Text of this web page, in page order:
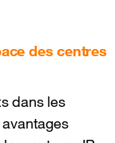
des centres
dans les